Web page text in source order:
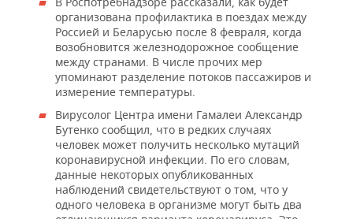
организована профилактика в поездах между
Россией и Беларусью после 8 февраля, когда
возобновится железнодорожное сообщение
между странами. В числе прочих мер
упоминают разделение потоков пассажиров и
измерение температуры.
Вирусолог Центра имени Гамалеи Александр
Бутенко сообщил, что в редких случаях
человек может получить несколько мутаций
коронавирусной инфекции. По его словам,
данные некоторых опубликованных
наблюдений свидетельствуют о том, что у
одного человека в организме могут быть два